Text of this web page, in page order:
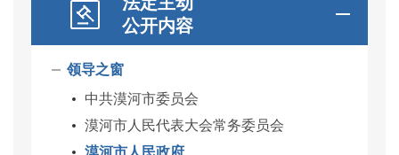
公开内容
领导之窗
中共漠河市委员会
漠河市人民代表大会常务委员会
漠河市人民政府